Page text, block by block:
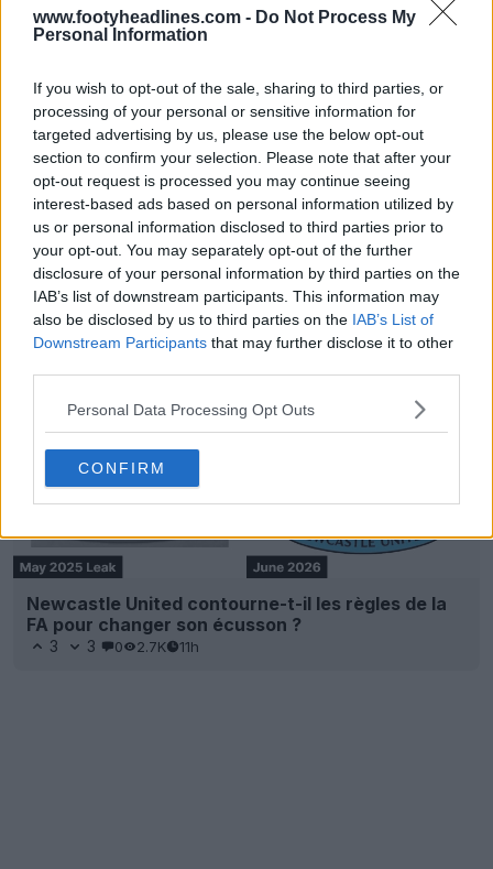
www.footyheadlines.com - Do Not Process My
Personal Information
If you wish to opt-out of the sale, sharing to third parties, or
processing of your personal or sensitive information for
targeted advertising by us, please use the below opt-out
section to confirm your selection. Please note that after your
opt-out request is processed you may continue seeing
interest-based ads based on personal information utilized by
us or personal information disclosed to third parties prior to
your opt-out. You may separately opt-out of the further
disclosure of your personal information by third parties on the
IAB’s list of downstream participants. This information may
also be disclosed by us to third parties on the IAB’s List of
Downstream Participants that may further disclose it to other
Personal Data Processing Opt Outs
CONFIRM
Fabricants de maillots de la Liga 26-27 : Nike
prend la tête, 10 marques se partagent les 20
clubs
4 1 0 1.7K 9h
Newcastle United contourne-t-il les règles de la
FA pour changer son écusson ?
3 3 0 2.7K 11h